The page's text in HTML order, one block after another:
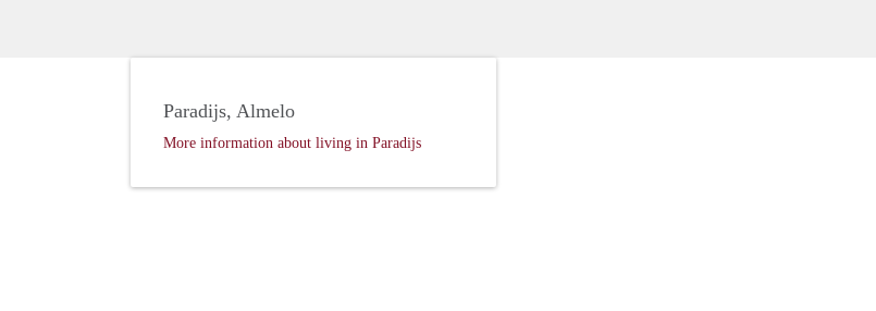
Paradijs, Almelo
More information about living in Paradijs